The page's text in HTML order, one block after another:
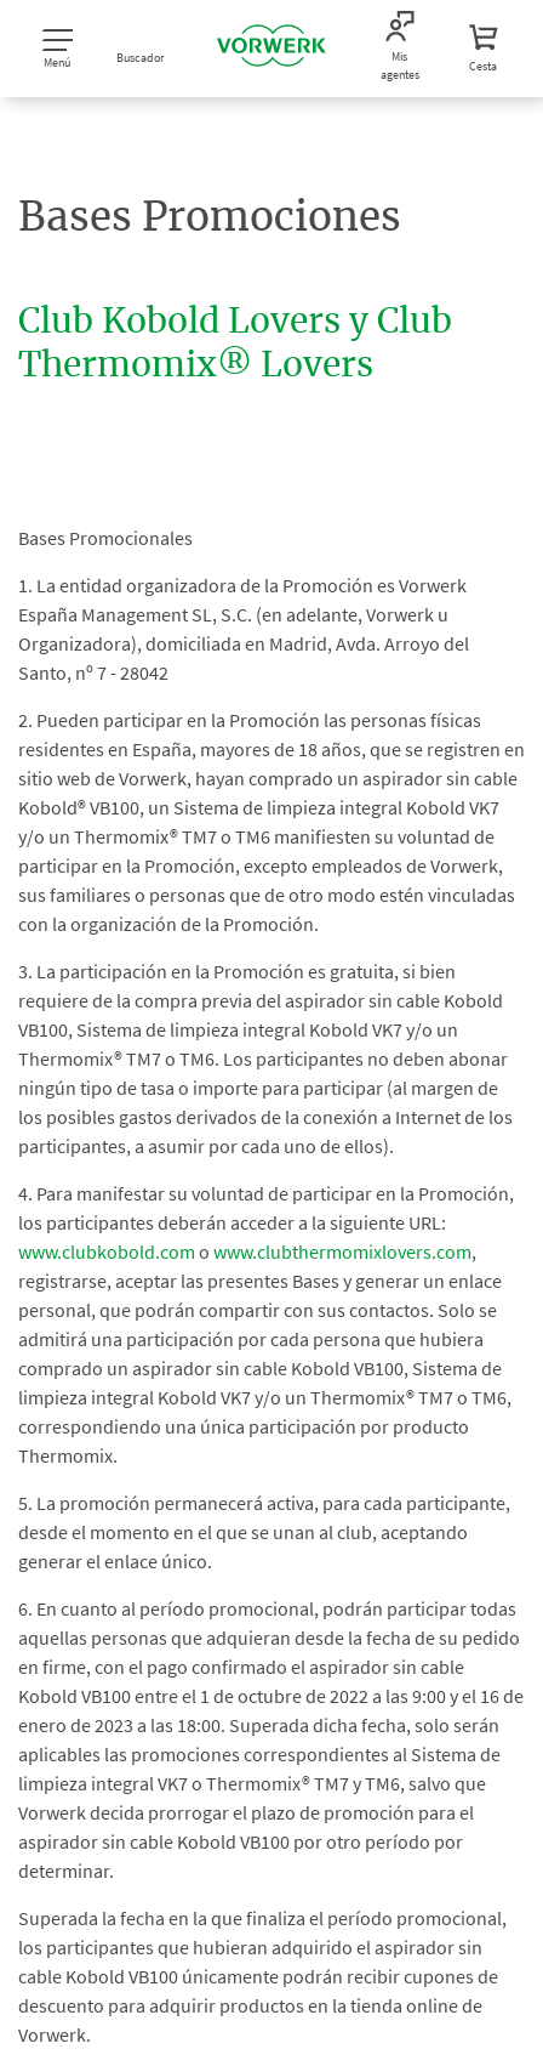
Menú Buscador
Mis
agentes
Cesta
Bases Promociones
Club Kobold Lovers y Club
Thermomix® Lovers
Bases Promocionales
1. La entidad organizadora de la Promoción es Vorwerk
España Management SL, S.C. (en adelante, Vorwerk u
Organizadora), domiciliada en Madrid, Avda. Arroyo del
Santo, nº 7 - 28042
2. Pueden participar en la Promoción las personas físicas
residentes en España, mayores de 18 años, que se registren en
sitio web de Vorwerk, hayan comprado un aspirador sin cable
Kobold® VB100, un Sistema de limpieza integral Kobold VK7
y/o un Thermomix® TM7 o TM6 manifiesten su voluntad de
participar en la Promoción, excepto empleados de Vorwerk,
sus familiares o personas que de otro modo estén vinculadas
con la organización de la Promoción.
3. La participación en la Promoción es gratuita, si bien
requiere de la compra previa del aspirador sin cable Kobold
VB100, Sistema de limpieza integral Kobold VK7 y/o un
Thermomix® TM7 o TM6. Los participantes no deben abonar
ningún tipo de tasa o importe para participar (al margen de
los posibles gastos derivados de la conexión a Internet de los
participantes, a asumir por cada uno de ellos).
4. Para manifestar su voluntad de participar en la Promoción,
los participantes deberán acceder a la siguiente URL:
www.clubkobold.com o www.clubthermomixlovers.com,
registrarse, aceptar las presentes Bases y generar un enlace
personal, que podrán compartir con sus contactos. Solo se
admitirá una participación por cada persona que hubiera
comprado un aspirador sin cable Kobold VB100, Sistema de
limpieza integral Kobold VK7 y/o un Thermomix® TM7 o TM6,
correspondiendo una única participación por producto
Thermomix.
5. La promoción permanecerá activa, para cada participante,
desde el momento en el que se unan al club, aceptando
generar el enlace único.
6. En cuanto al período promocional, podrán participar todas
aquellas personas que adquieran desde la fecha de su pedido
en firme, con el pago confirmado el aspirador sin cable
Kobold VB100 entre el 1 de octubre de 2022 a las 9:00 y el 16 de
enero de 2023 a las 18:00. Superada dicha fecha, solo serán
aplicables las promociones correspondientes al Sistema de
limpieza integral VK7 o Thermomix® TM7 y TM6, salvo que
Vorwerk decida prorrogar el plazo de promoción para el
aspirador sin cable Kobold VB100 por otro período por
determinar.
Superada la fecha en la que finaliza el período promocional,
los participantes que hubieran adquirido el aspirador sin
cable Kobold VB100 únicamente podrán recibir cupones de
descuento para adquirir productos en la tienda online de
Vorwerk.